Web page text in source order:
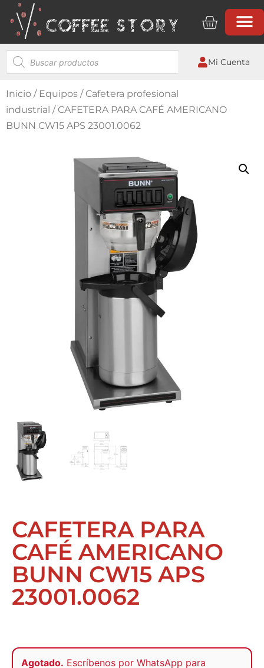
Mi Cuenta
Inicio / Equipos / Cafetera profesional
industrial / CAFETERA PARA CAFÉ AMERICANO
BUNN CW15 APS 23001.0062
CAFETERA PARA
CAFÉ AMERICANO
BUNN CW15 APS
23001.0062
Agotado. Escríbenos por WhatsApp para